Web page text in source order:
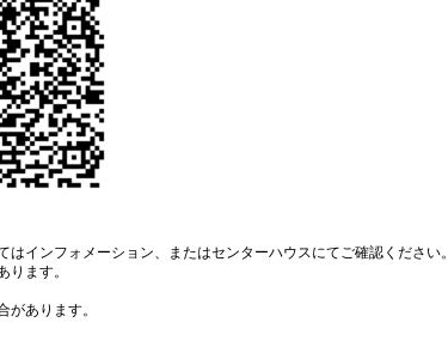
インフォメーション、またはセンターハウスにてご確認ください。
ます。
あります。